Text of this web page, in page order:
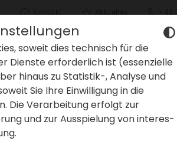
soweit dies tech­nisch für die
Dienste erfor­der­lich ist (essen­zi­elle
hinaus zu Statistik-, Analyse und
Sie Ihre Einwil­li­gung in die
Die Verar­bei­tung erfolgt zur
und zur Ausspie­lung von inter­es­